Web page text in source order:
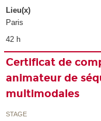
Lieu(x)
Paris
42 h
Certificat de
animateur de
multimodales
STAGE